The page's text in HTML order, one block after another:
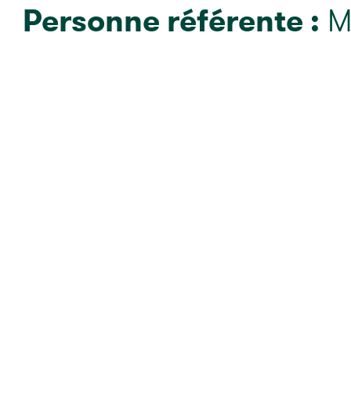
Personne référente :